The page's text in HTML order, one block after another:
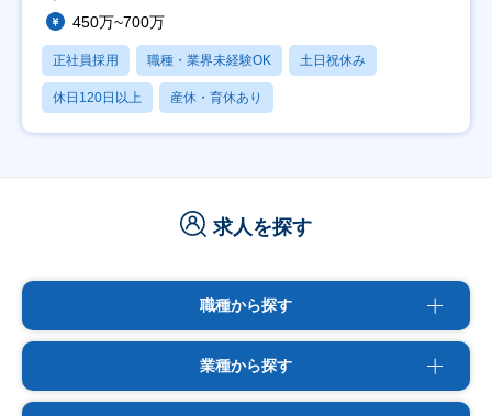
450万~700万
正社員採用 職種・業界未経験OK 土日祝休み
休日120日以上 産休・育休あり
求人を探す
職種から探す
業種から探す